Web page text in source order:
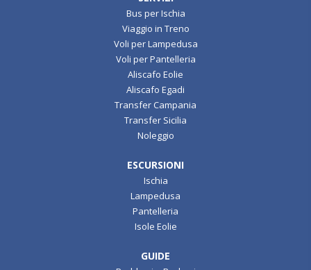
Bus per Ischia
Viaggio in Treno
Voli per Lampedusa
Voli per Pantelleria
Aliscafo Eolie
Aliscafo Egadi
Transfer Campania
Transfer Sicilia
Noleggio
ESCURSIONI
Ischia
Lampedusa
Pantelleria
Isole Eolie
GUIDE